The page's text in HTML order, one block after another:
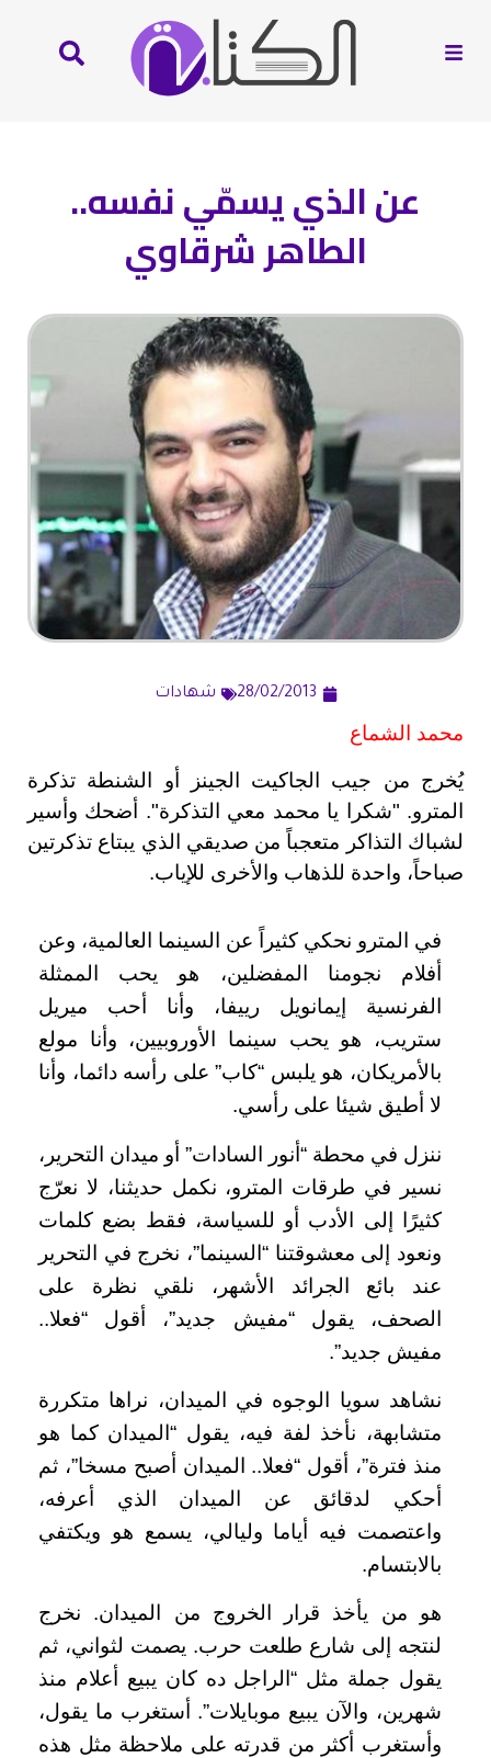
عن الذي يسمّي نفسه..
الطاهر شرقاوي
28/02/2013 شهادات
محمد الشماع
يُخرج من جيب الجاكيت الجينز أو الشنطة تذكرة
المترو. "شكرا يا محمد معي التذكرة". أضحك وأسير
لشباك التذاكر متعجباً من صديقي الذي يبتاع تذكرتين
صباحاً، واحدة للذهاب والأخرى للإياب.
في المترو نحكي كثيراً عن السينما العالمية، وعن
أفلام نجومنا المفضلين، هو يحب الممثلة
الفرنسية إيمانويل رييفا، وأنا أحب ميريل
ستريب، هو يحب سينما الأوروبيين، وأنا مولع
بالأمريكان، هو يلبس “كاب” على رأسه دائما، وأنا
لا أطيق شيئا على رأسي.
ننزل في محطة “أنور السادات” أو ميدان التحرير،
نسير في طرقات المترو، نكمل حديثنا، لا نعرّج
كثيرًا إلى الأدب أو للسياسة، فقط بضع كلمات
ونعود إلى معشوقتنا “السينما”، نخرج في التحرير
عند بائع الجرائد الأشهر، نلقي نظرة على
الصحف، يقول “مفيش جديد”، أقول “فعلا..
مفيش جديد”.
نشاهد سويا الوجوه في الميدان، نراها متكررة
متشابهة، نأخذ لفة فيه، يقول “الميدان كما هو
منذ فترة”، أقول “فعلا.. الميدان أصبح مسخا”، ثم
أحكي لدقائق عن الميدان الذي أعرفه،
واعتصمت فيه أياما وليالي، يسمع هو ويكتفي
بالابتسام.
هو من يأخذ قرار الخروج من الميدان. نخرج
لنتجه إلى شارع طلعت حرب. يصمت لثواني، ثم
يقول جملة مثل “الراجل ده كان يبيع أعلام منذ
شهرين، والآن يبيع موبايلات”. أستغرب ما يقول،
وأستغرب أكثر من قدرته على ملاحظة مثل هذه